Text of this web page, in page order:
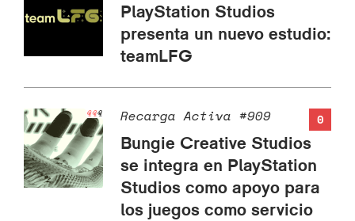
PlayStation Studios
presenta un nuevo estudio:
teamLFG
0
Recarga Activa #909
Bungie Creative Studios
se integra en PlayStation
Studios como apoyo para
los juegos como servicio